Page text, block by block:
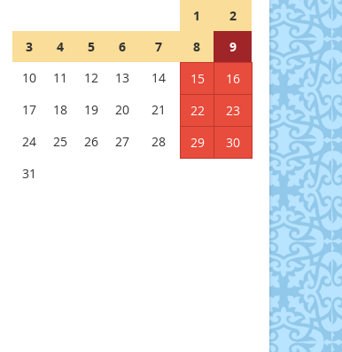
1
2
3
4 5 6 7 8
9
10
11 12 13 14 15
16
17
18 19 20 21 22
23
24
25 26 27 28 29
30
31